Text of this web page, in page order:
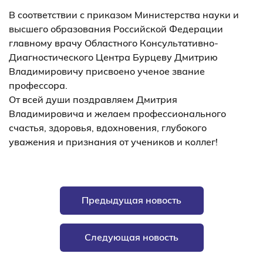
В соответствии с приказом Министерства науки и
высшего образования Российской Федерации
главному врачу Областного Консультативно-
Диагностического Центра Бурцеву Дмитрию
Владимировичу присвоено ученое звание
профессора.
От всей души поздравляем Дмитрия
Владимировича и желаем профессионального
счастья, здоровья, вдохновения, глубокого
уважения и признания от учеников и коллег!
Предыдущая новость
Следующая новость